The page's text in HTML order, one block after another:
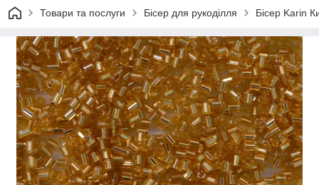
Товари та послуги Бісер для рукоділля Бісер Karin